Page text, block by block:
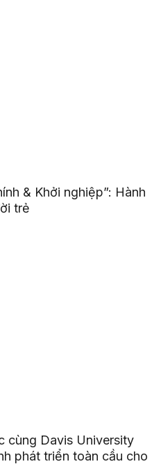
& Khởi nghiệp”: Hành
trẻ
cùng Davis University
phát triển toàn cầu cho